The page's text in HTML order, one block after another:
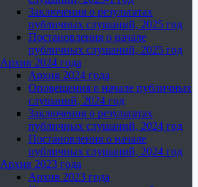
Заключения о результатах
публичных слушаний, 2025 год
Постановления о начале
публичных слушаний, 2025 год
Архив 2024 года
Архив 2024 года
Оповещения о начале публичных
слушаний, 2024 год
Заключения о результатах
публичных слушаний, 2024 год
Постановления о начале
публичных слушаний, 2024 год
Архив 2023 года
Архив 2023 года